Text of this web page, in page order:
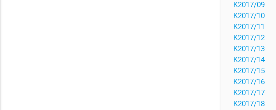
K2017/09
K2017/10
K2017/11
K2017/12
K2017/13
K2017/14
K2017/15
K2017/16
K2017/17
K2017/18